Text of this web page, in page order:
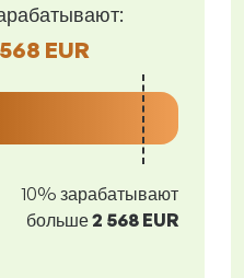
EUR
10% зарабатывают
больше2 568 EUR